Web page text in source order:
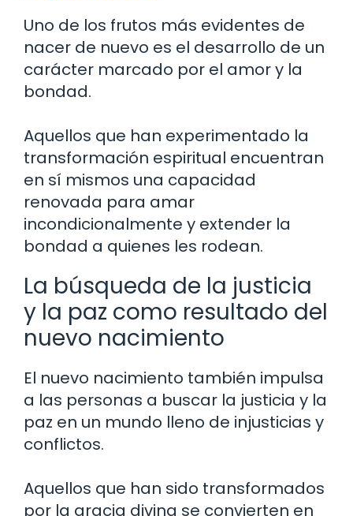
Uno de los frutos más evidentes de
nacer de nuevo es el desarrollo de un
carácter marcado por el amor y la
bondad.
Aquellos que han experimentado la
transformación espiritual encuentran
en sí mismos una capacidad
renovada para amar
incondicionalmente y extender la
bondad a quienes les rodean.
La búsqueda de la justicia
y la paz como resultado del
nuevo nacimiento
El nuevo nacimiento también impulsa
a las personas a buscar la justicia y la
paz en un mundo lleno de injusticias y
conflictos.
Aquellos que han sido transformados
por la gracia divina se convierten en